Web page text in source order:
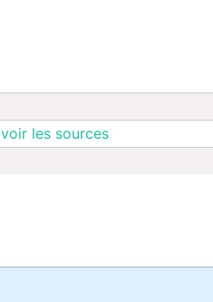
voir les sources